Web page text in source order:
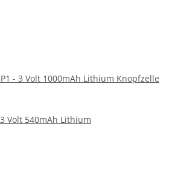
- 3 Volt 1000mAh Lithium Knopfzelle